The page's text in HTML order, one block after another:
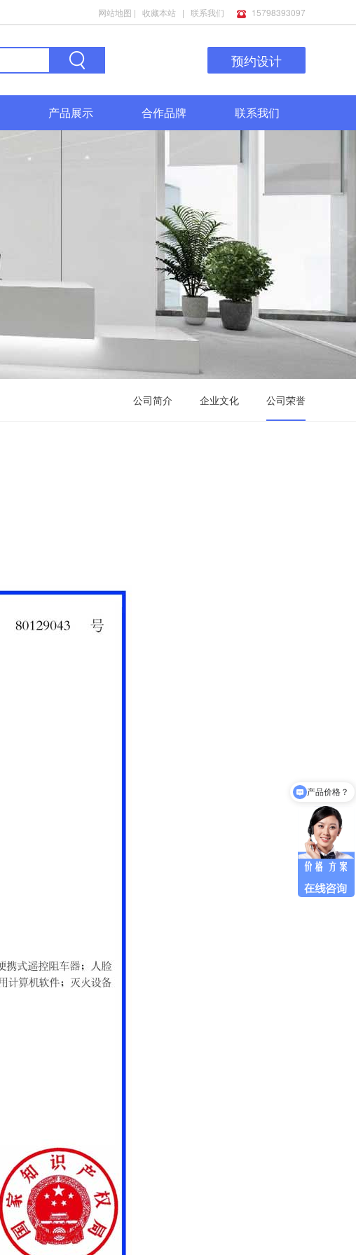
网站地图 | 收藏本站 | 联系我们 15798393097
预约设计
产品展示 合作品牌 联系我们
公司简介 企业文化 公司荣誉
怎么联系你们？